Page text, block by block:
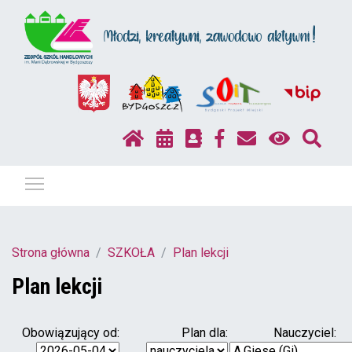
Strona główna SZKOŁA Plan lekcji
Plan lekcji
Obowiązujący od: Plan dla: Nauczyciel: